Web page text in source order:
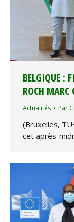
BELGIQUE :
ROCH MARC
Actualités Par
(Bruxelles,
cet après-